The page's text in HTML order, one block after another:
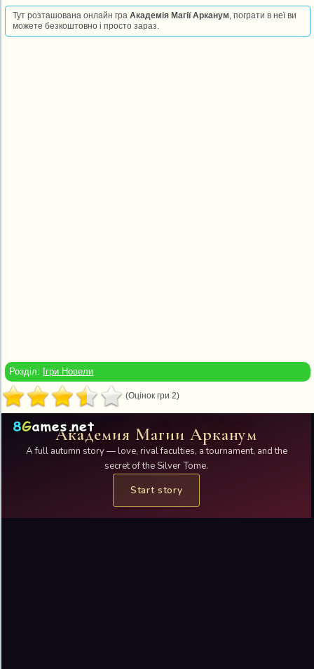
Тут розташована онлайн граАкадемія Магії Арканум, пограти в неї ви
можете безкоштовно і просто зараз.
Розділ: Ігри Новели
(Оцінок гри 2)